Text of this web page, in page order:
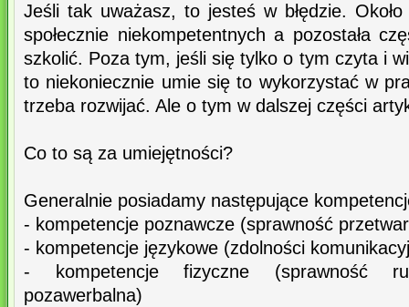
Jeśli tak uważasz, to jesteś w błędzie.
społecznie niekompetentnych a pozostała
szkolić. Poza tym, jeśli się tylko o tym czyta i
to niekoniecznie umie się to wykorzystać w
trzeba rozwijać. Ale o tym w dalszej części
Co to są za umiejętności?
Generalnie posiadamy następujące
- kompetencje poznawcze (sprawność
- kompetencje językowe (zdolności
- kompetencje fizyczne (sprawność
pozawerbalna)